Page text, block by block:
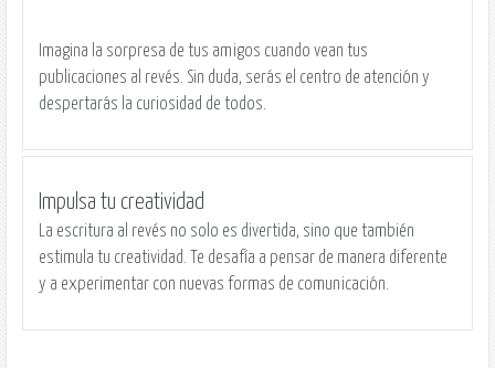
Imagina la sorpresa de tus amigos cuando vean tus
publicaciones al revés. Sin duda, serás el centro de atención y
despertarás la curiosidad de todos.
Impulsa tu creatividad
La escritura al revés no solo es divertida, sino que también
estimula tu creatividad. Te desafía a pensar de manera diferente
y a experimentar con nuevas formas de comunicación.